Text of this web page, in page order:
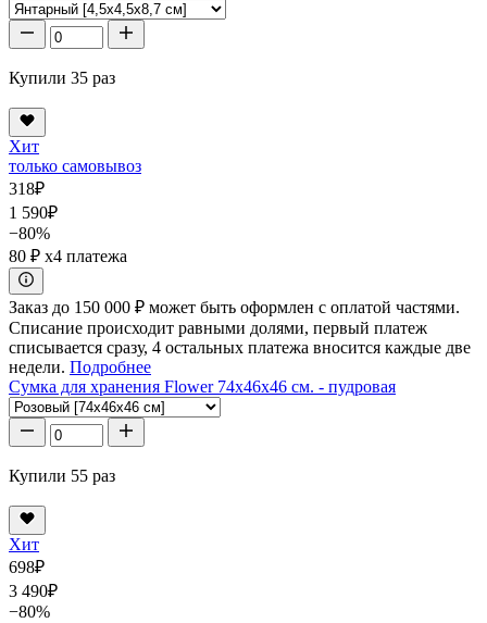
Купили 35 раз
Хит
только самовывоз
318₽
1 590₽
−80%
80 ₽ x4 платежа
Заказ до 150 000 ₽ может быть оформлен с оплатой частями.
Списание происходит равными долями, первый платеж
списывается сразу, 4 остальных платежа вносится каждые две
недели. Подробнее
Сумка для хранения Flower 74x46x46 см. - пудровая
Купили 55 раз
Хит
698₽
3 490₽
−80%